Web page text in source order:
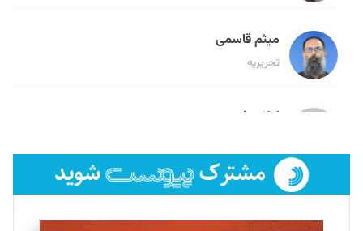
میثم قاسمی
تحریریه
لیلا حنارود
فائزه فتحی رستمی
تحریریه